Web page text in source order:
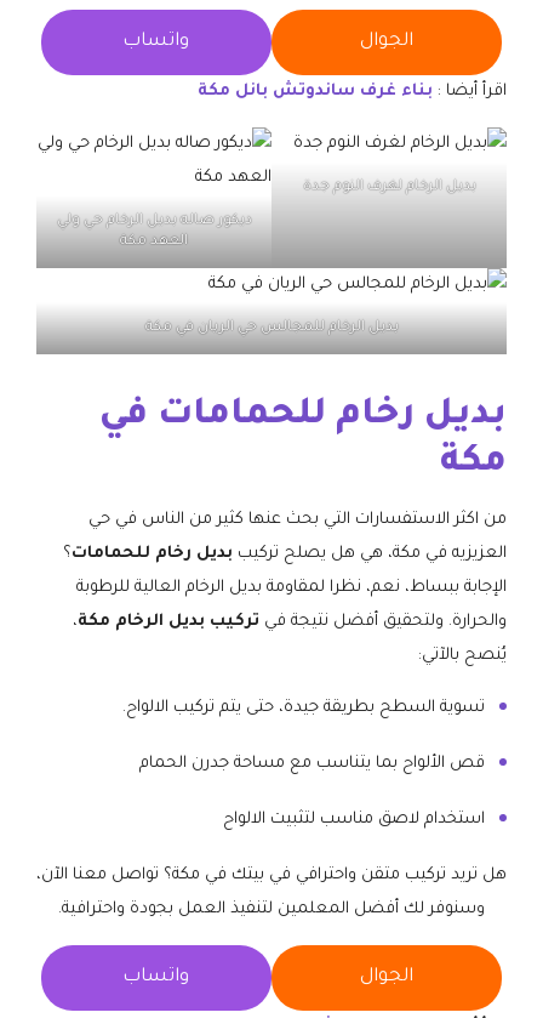
الجوال واتساب
اقرأ أيضا : بناء غرف ساندوتش بانل مكة
بديل الرخام لغرف النوم جدة
ديكور صاله بديل الرخام حي ولي
العهد مكة
بديل الرخام للمجالس حي الريان في مكة
بديل رخام للحمامات في
مكة
من اكثر الاستفسارات التي بحث عنها كثير من الناس في حي
العزيزيه في مكة، هي هل يصلح تركيب بديل رخام للحمامات؟
الإجابة ببساط، نعم، نظرا لمقاومة بديل الرخام العالية للرطوبة
والحرارة. ولتحقيق أفضل نتيجة في تركيب بديل الرخام مكة،
يُنصح بالآتي:
تسوية السطح بطريقة جيدة، حتى يتم تركيب الالواح.
قص الألواح بما يتناسب مع مساحة جدرن الحمام
استخدام لاصق مناسب لتثبيت الالواح
هل تريد تركيب متقن واحترافي في بيتك في مكة؟ تواصل معنا الآن،
وسنوفر لك أفضل المعلمين لتنفيذ العمل بجودة واحترافية.
الجوال واتساب